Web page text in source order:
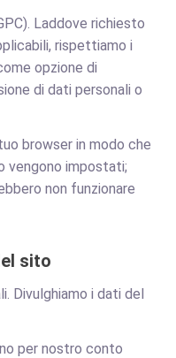
Laddove richiesto
rispettiamo i
opzione di
di dati personali o
browser in modo che
vengono impostati;
non funzionare
sito
Divulghiamo i dati del
per nostro conto